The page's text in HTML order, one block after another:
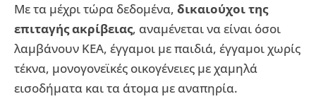
Με τα μέχρι τώρα δεδομένα, δικαιούχοι της
επιταγής ακρίβειας, αναμένεται να είναι όσοι
λαμβάνουν ΚΕΑ, έγγαμοι με παιδιά, έγγαμοι χωρίς
τέκνα, μονογονεϊκές οικογένειες με χαμηλά
εισοδήματα και τα άτομα με αναπηρία.